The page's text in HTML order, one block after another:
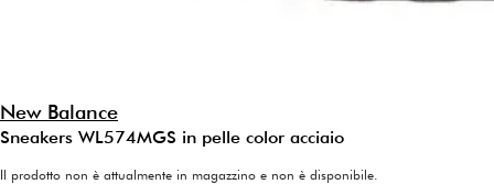
New Balance
Sneakers WL574MGS in pelle color acciaio
Il prodotto non è attualmente in magazzino e non è disponibile.